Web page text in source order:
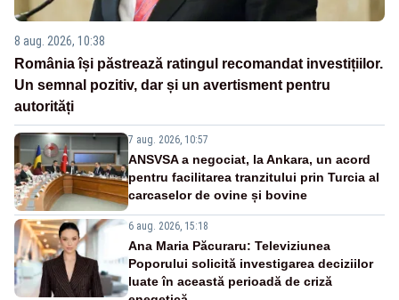
8 aug. 2026, 10:38
România își păstrează ratingul recomandat investițiilor.
Un semnal pozitiv, dar și un avertisment pentru
autorități
7 aug. 2026, 10:57
ANSVSA a negociat, la Ankara, un acord
pentru facilitarea tranzitului prin Turcia al
carcaselor de ovine și bovine
6 aug. 2026, 15:18
Ana Maria Păcuraru: Televiziunea
Poporului solicită investigarea deciziilor
luate în această perioadă de criză